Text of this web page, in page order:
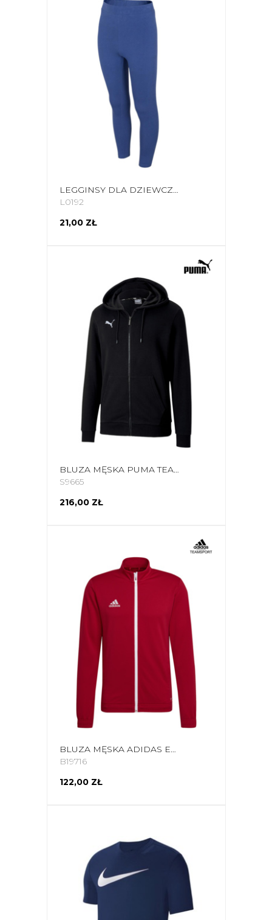
LEGGINSY DLA DZIEWCZYNKI 4F NIEBIESKIE HJL22 JLEG001 33S
L0192
21,00 ZŁ
BLUZA MĘSKA PUMA TEAMGOAL 23 CAUSALS HOODED JACKED CZARNA 656708 03
S9665
216,00 ZŁ
BLUZA MĘSKA ADIDAS ENTRADA 22 TRACK JACKET CZERWONA H57537
B19716
122,00 ZŁ